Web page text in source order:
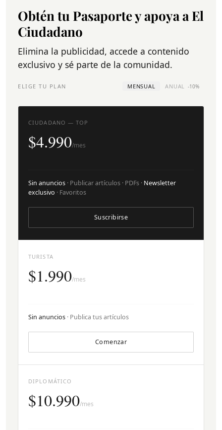
Obtén tu Pasaporte y apoya a El
Ciudadano
Elimina la publicidad, accede a contenido
exclusivo y sé parte de la comunidad.
ELIGE TU PLAN MENSUAL ANUAL -10%
TURISTA
$1.990/mes
Sin anuncios · Publica tus artículos
Comenzar
CIUDADANO — TOP
$4.990/mes
Sin anuncios · Publicar artículos · PDFs · Newsletter
exclusivo · Favoritos
Suscribirse
DIPLOMÁTICO
$10.990/mes